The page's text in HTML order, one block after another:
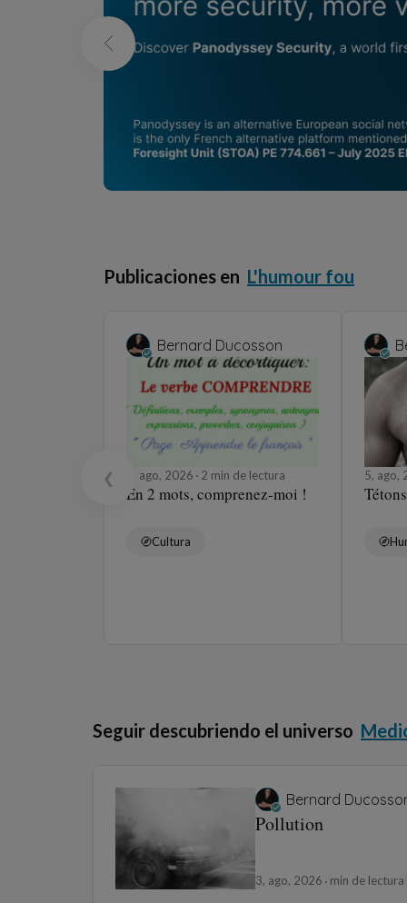
Publicaciones en L'humour fou
❮
Bernard Ducosson
5, ago, 2026 2 min de lectura
En 2 mots, comprenez-moi !
Cultura
5, ago,
Tétons
Seguir descubriendo el universo
Bernard
Pollution
3, ago, 2026 min de lectura